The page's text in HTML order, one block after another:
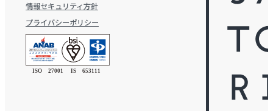
情報セキュリティ方針
プライバシーポリシー